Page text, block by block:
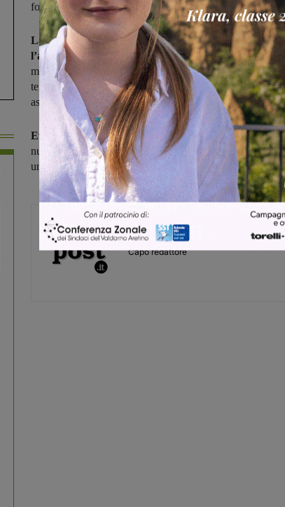
forestale.
La mancata osservanza delle norme di prevenzione
l’applicazione di pesanti sanzionipreviste dalle
materia. Imprenditori agricoli e privati cittadini sono
tenere comportamenti prudenti nelle attività agricolo-
astenendosi da qualsiasi accensione di fuoco.
Eventuali focolai devono essere segnalati
numero verde della Sala operativa regionale
unico di emergenza 112 o al 115 dei Vigili del Fuoco.
Glenda Venturini
Capo redattore